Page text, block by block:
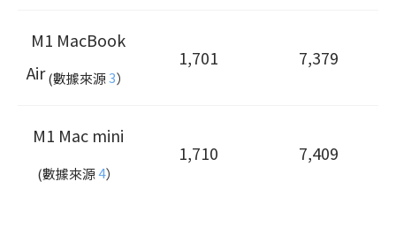
M1 MacBook
Air(數據來源3）
1,701 7,379
M1 Mac mini
(數據來源4）
1,710 7,409